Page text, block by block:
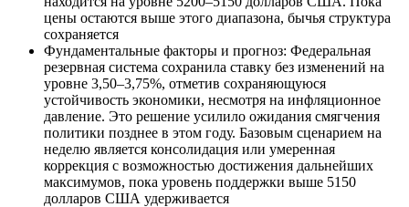
цены остаются выше этого диапазона, бычья структура
сохраняется
Фундаментальные факторы и прогноз: Федеральная
резервная система сохранила ставку без изменений на
уровне 3,50–3,75%, отметив сохраняющуюся
устойчивость экономики, несмотря на инфляционное
давление. Это решение усилило ожидания смягчения
политики позднее в этом году. Базовым сценарием на
неделю является консолидация или умеренная
коррекция с возможностью достижения дальнейших
максимумов, пока уровень поддержки выше 5150
долларов США удерживается